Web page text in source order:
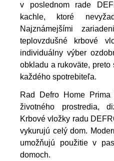
v poslednom rade
kachle, ktoré
Najznámejšími
teplovzdušné krbové
individuálny výber
obkladu a rukoväte,
každého spotrebiteľa.
Rad Defro Home
životného prostredia,
Krbové vložky radu
vykurujú celý dom.
umožňujú použitie v
domoch.